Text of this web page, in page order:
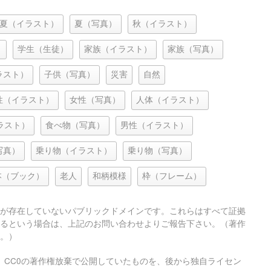
夏（イラスト） 夏（写真） 秋（イラスト）
学生（生徒） 家族（イラスト） 家族（写真）
ト） 子供（写真） 災害 自然
（イラスト） 女性（写真） 人体（イラスト）
ト） 食べ物（写真） 男性（イラスト）
） 乗り物（イラスト） 乗り物（写真）
ブック） 老人 和柄模様 枠（フレーム）
存在していないパブリックドメインです。これらはすべて証拠
という場合は、上記のお問い合わせよりご報告下さい。（著作
）
CC0の著作権放棄で公開していたものを、後から独自ライセン